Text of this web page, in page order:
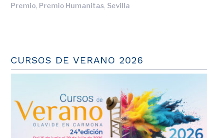
Premio, Premio Humanitas, Sevilla
CURSOS DE VERANO 2026